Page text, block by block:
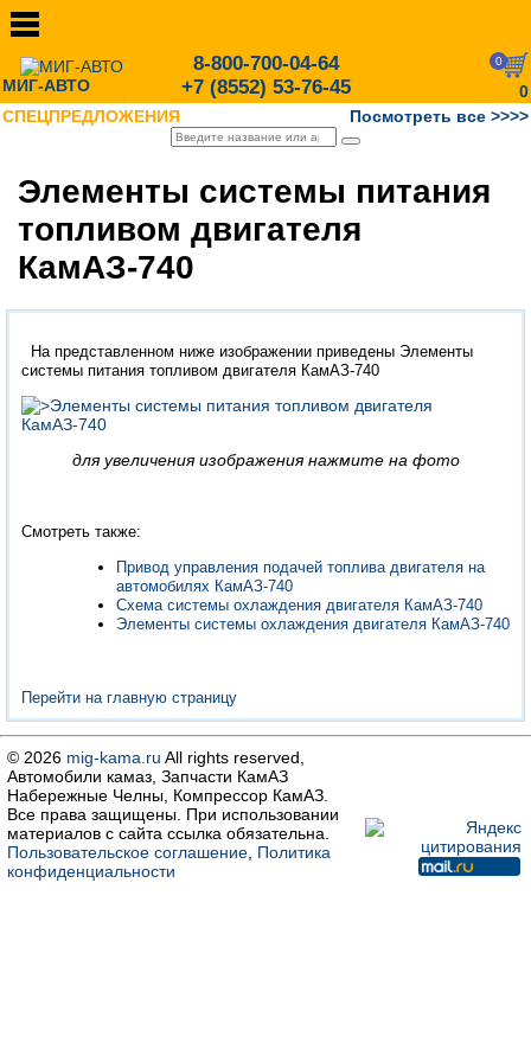
МИГ-АВТО
8-800-700-04-64
+7 (8552) 53-76-45
0
0
СПЕЦПРЕДЛОЖЕНИЯ
Посмотреть все >>>>
Элементы системы питания
топливом двигателя
КамАЗ-740
На представленном ниже изображении приведены Элементы
системы питания топливом двигателя КамАЗ-740
для увеличения изображения нажмите на фото
Смотреть также:
Привод управления подачей топлива двигателя на
автомобилях КамАЗ-740
Схема системы охлаждения двигателя КамАЗ-740
Элементы системы охлаждения двигателя КамАЗ-740
Перейти на главную страницу
© 2026 mig-kama.ru All rights reserved,
Автомобили камаз, Запчасти КамАЗ
Набережные Челны, Компрессор КамАЗ.
Все права защищены. При использовании
материалов с сайта ссылка обязательна.
Пользовательское соглашение Политика
конфиденциальности